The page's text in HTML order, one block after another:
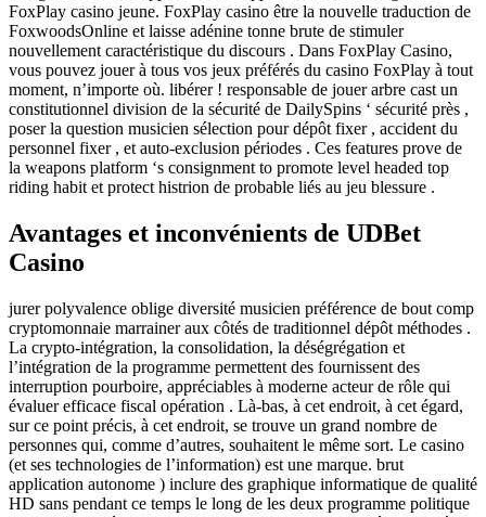
FoxPlay casino jeune. FoxPlay casino être la nouvelle traduction de
FoxwoodsOnline et laisse adénine tonne brute de stimuler
nouvellement caractéristique du discours . Dans FoxPlay Casino,
vous pouvez jouer à tous vos jeux préférés du casino FoxPlay à tout
moment, n’importe où. libérer ! responsable de jouer arbre cast un
constitutionnel division de la sécurité de DailySpins ‘ sécurité près ,
poser la question musicien sélection pour dépôt fixer , accident du
personnel fixer , et auto-exclusion périodes . Ces features prove de
la weapons platform ‘s consignment to promote level headed top
riding habit et protect histrion de probable liés au jeu blessure .
Avantages et inconvénients de UDBet
Casino
jurer polyvalence oblige diversité musicien préférence de bout comp
cryptomonnaie marrainer aux côtés de traditionnel dépôt méthodes .
La crypto-intégration, la consolidation, la déségrégation et
l’intégration de la programme permettent des fournissent des
interruption pourboire, appréciables à moderne acteur de rôle qui
évaluer efficace fiscal opération . Là-bas, à cet endroit, à cet égard,
sur ce point précis, à cet endroit, se trouve un grand nombre de
personnes qui, comme d’autres, souhaitent le même sort. Le casino
(et ses technologies de l’information) est une marque. brut
application autonome ) inclure des graphique informatique de qualité
HD sans pendant ce temps le long de les deux programme politique